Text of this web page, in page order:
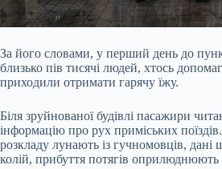
За його словами, у перший день до
близько пів тисячі людей, хтось
приходили отримати гарячу їжу.
Біля зруйнованої будівлі пасажири
інформацію про рух приміських
розкладу лунають із гучномовців, дані
колій, прибуття потягів оприлюднюють